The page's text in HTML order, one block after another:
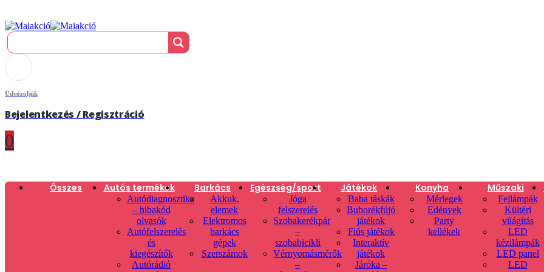
Üdvözöljük
Bejelentkezés / Regisztráció
0
Összes Autós termékek
Autódiagnosztika
– hibakód
olvasók
Autófelszerelés
és
kiegészítők
Autórádió
Barkács
Akkuk,
elemek
Elektromos
barkács
gépek
Szerszámok
Egészség/sport
Jóga
felszerelés
Szobakerékpár
–
szobabicikli
Vérnyomásmérők
–
Játékok
Baba táskák
Buborékfújó
játékok
Fiús játékok
Interaktív
játékok
Járóka –
Konyha
Mérlegek
Edények
Party
kellékek
Műszaki
Fejlámpák
Kültéri
világítás
LED
kézilámpák
LED panel
LED